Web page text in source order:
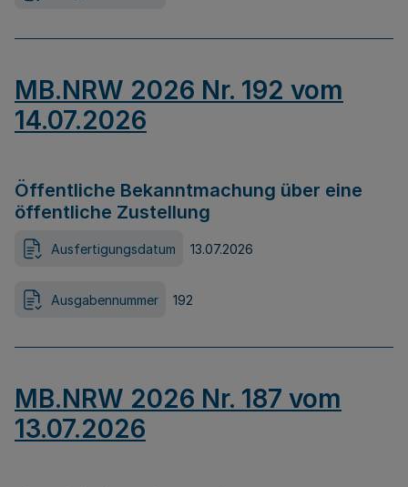
MB.NRW 2026 Nr. 192 vom
14.07.2026
Öffentliche Bekanntmachung über eine
öffentliche Zustellung
Ausfertigungsdatum 13.07.2026
Ausgabennummer 192
MB.NRW 2026 Nr. 187 vom
13.07.2026